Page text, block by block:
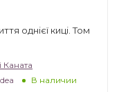
однієї киці. Том
Каната
В наличии